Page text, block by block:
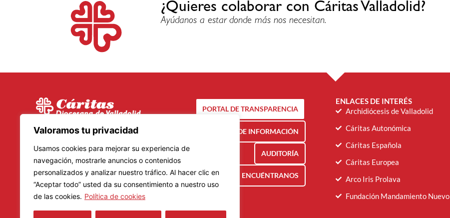
Valoramos tu privacidad
Usamos cookies para mejorar su experiencia de
navegación, mostrarle anuncios o contenidos
personalizados y analizar nuestro tráfico. Al hacer clic en
“Aceptar todo” usted da su consentimiento a nuestro uso
de las cookies. Política de cookies
¿Quieres colaborar con Cáritas Valladolid?
Ayúdanos a estar donde más nos necesitan.
47002 – Valladolid
Teléfono: 983 20 23 01
Lunes a Viernes
Mañanas: De 9.00 a 14.00 horas
Tardes: De 16.00 a 19.00 horas
PORTAL DE TRANSPARENCIA
CANAL DE INFORMACIÓN
AUDITORÍA
ENCUÉNTRANOS
ENLACES DE INTERÉS
Archidiócesis de Valladolid
Cáritas Autonómica
Cáritas Española
Cáritas Europea
Arco Iris Prolava
Fundación Mandamiento Nuevo